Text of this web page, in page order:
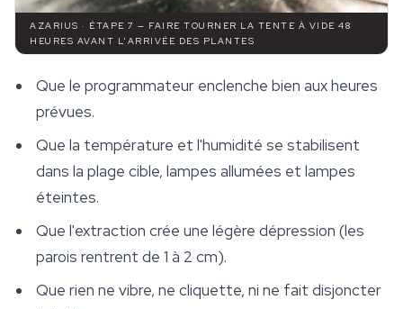
AZARIUS · ÉTAPE 7 — FAIRE TOURNER LA TENTE À VIDE 48
HEURES AVANT L'ARRIVÉE DES PLANTES
Que le programmateur enclenche bien aux heures
prévues.
Que la température et l'humidité se stabilisent
dans la plage cible, lampes allumées et lampes
éteintes.
Que l'extraction crée une légère dépression (les
parois rentrent de 1 à 2 cm).
Que rien ne vibre, ne cliquette, ni ne fait disjoncter